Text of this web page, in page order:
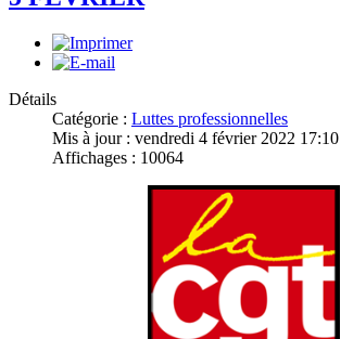
Détails
Catégorie : Luttes professionnelles
Mis à jour : vendredi 4 février 2022 17:10
Affichages : 10064